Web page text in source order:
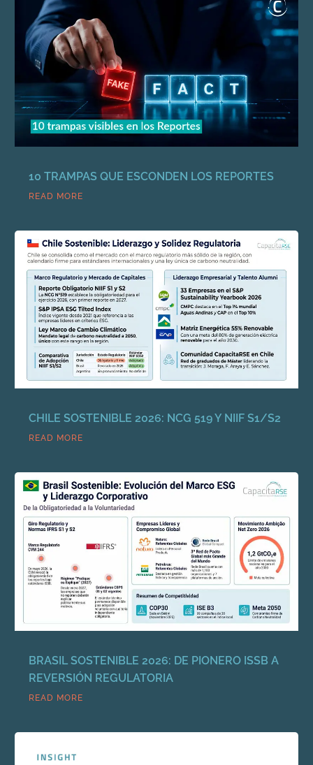
10 TRAMPAS QUE ESCONDEN LOS REPORTES
READ MORE
CHILE SOSTENIBLE 2026: NCG 519 Y NIIF S1/S2
READ MORE
BRASIL SOSTENIBLE 2026: DE PIONERO ISSB A
REVERSIÓN REGULATORIA
READ MORE